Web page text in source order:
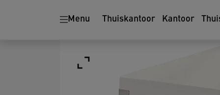
Menu Thuiskantoor Kantoor